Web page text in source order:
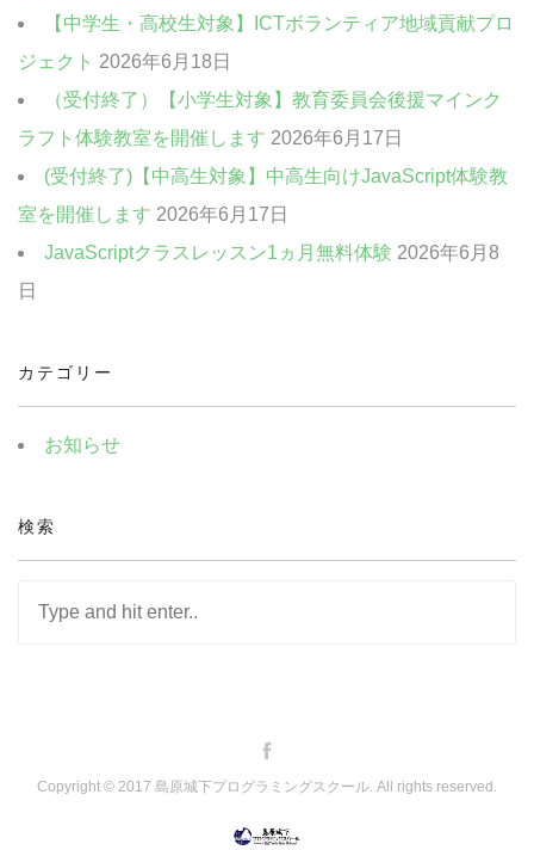
【中学生・高校生対象】ICTボランティア地域貢献プロ
ジェクト 2026年6月18日
（受付終了）【小学生対象】教育委員会後援マインク
ラフト体験教室を開催します 2026年6月17日
(受付終了)【中高生対象】中高生向けJavaScript体験教
室を開催します 2026年6月17日
JavaScriptクラスレッスン1ヵ月無料体験 2026年6月8
日
カテゴリー
お知らせ
検索
Copyright © 2017 島原城下プログラミングスクール. All rights reserved.